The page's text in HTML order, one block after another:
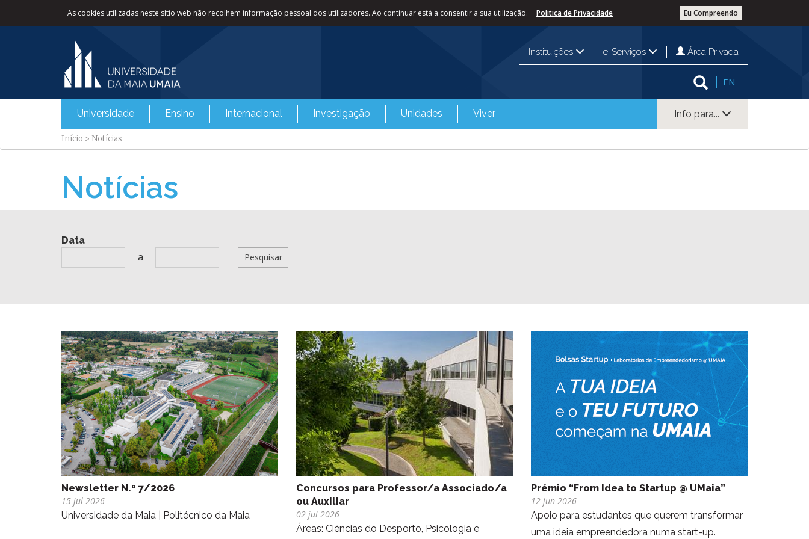
As cookies utilizadas neste sítio web não recolhem informação pessoal dos utilizadores. Ao continuar está a consentir a sua utilização. Eu Compreendo
Politica de Privacidade
Instituições e-Serviços Área Privada
EN
Universidade Ensino Internacional Investigação Unidades Viver Info para...
Início > Notícias
Notícias
Data
a
Newsletter N.º 7/2026
15 jul 2026
Universidade da Maia | Politécnico da Maia
Concursos para ​Professor/a Associado/a
ou Auxiliar
02 jul 2026
Áreas: Ciências do Desporto, Psicologia e
Prémio “From Idea to Startup @ UMaia”
12 jun 2026
Apoio para estudantes que querem transformar
uma ideia empreendedora numa start-up.